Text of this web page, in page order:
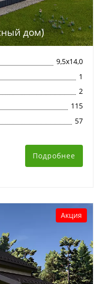
дом)
9,5х14,0
1
2
115
57
Подробнее
Акция